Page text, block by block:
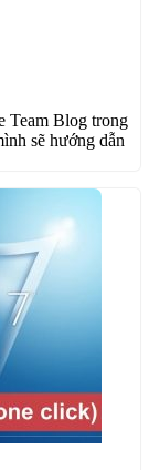
Team Blog trong
sẽ hướng dẫn